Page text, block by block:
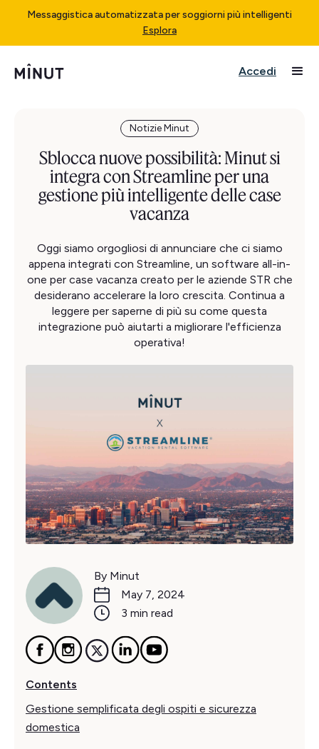
Messaggistica automatizzata per soggiorni più intelligenti
Esplora
Accedi
Notizie Minut
Sblocca nuove possibilità: Minut si
integra con Streamline per una
gestione più intelligente delle case
vacanza
Oggi siamo orgogliosi di annunciare che ci siamo
appena integrati con Streamline, un software all-in-
one per case vacanza creato per le aziende STR che
desiderano accelerare la loro crescita. Continua a
leggere per saperne di più su come questa
integrazione può aiutarti a migliorare l'efficienza
operativa!
By Minut
May 7, 2024
3 min read
Contents
Gestione semplificata degli ospiti e sicurezza
domestica